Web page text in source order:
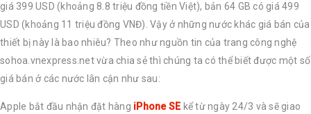
giá 399 USD (khoảng 8.8 triệu đồng tiền Việt), bản 64 GB có giá 499
USD (khoảng 11 triệu đồng VNĐ). Vậy ở những nước khác giá bán của
thiết bị này là bao nhiêu? Theo như nguồn tin của trang công nghệ
sohoa.vnexpress.net vừa chia sẻ thì chúng ta có thể biết được một số
giá bán ở các nước lân cận như sau:
Apple bắt đầu nhận đặt hàng iPhone SE kể từ ngày 24/3 và sẽ giao